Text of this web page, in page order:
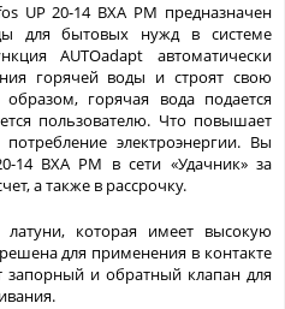
UP 20-14 BXA PM предназначен
для бытовых нужд в системе
AUTOadapt автоматически
горячей воды и строят свою
горячая вода подается
пользователю. Что повышает
электроэнергии. Вы
14 BXA PM в сети «Удачник» за
а также в рассрочку.
латуни, которая имеет высокую
для применения в контакте
запорный и обратный клапан для